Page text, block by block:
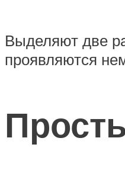
Выделяют две
проявляются